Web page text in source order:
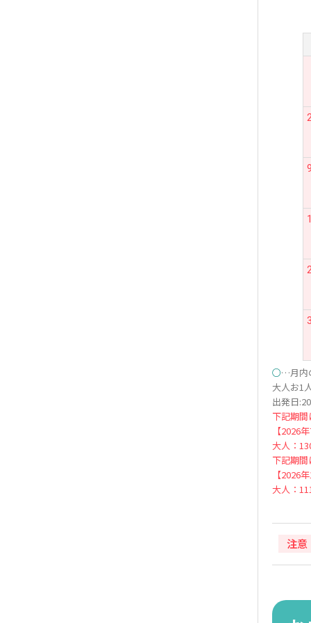
○…月内
大人お1
出発日
下記期
【2026
大人：
下記期
【2026
大人：
注意